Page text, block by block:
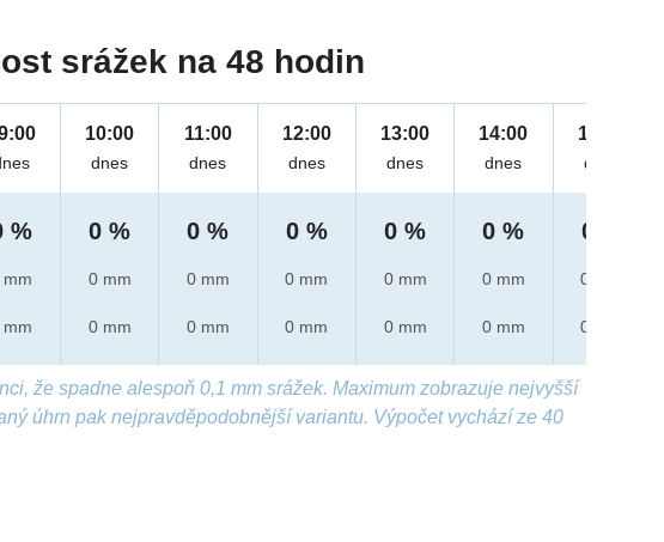
srážek na 48 hodin
%
mm
mm
10:00
dnes
0 %
0 mm
0 mm
11:00
dnes
0 %
0 mm
0 mm
12:00
dnes
0 %
0 mm
0 mm
13:00
dnes
0 %
0 mm
0 mm
14:00
dnes
0 %
0 mm
0 mm
15:00
dnes
0 %
0 mm
0 mm
že spadne alespoň 0,1 mm srážek. Maximum zobrazuje nejvyšší
úhrn pak nejpravděpodobnější variantu. Výpočet vychází ze 40